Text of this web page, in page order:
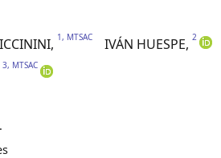
, 1, MTSAC IVÁN HUESPE, 2
3, MTSAC